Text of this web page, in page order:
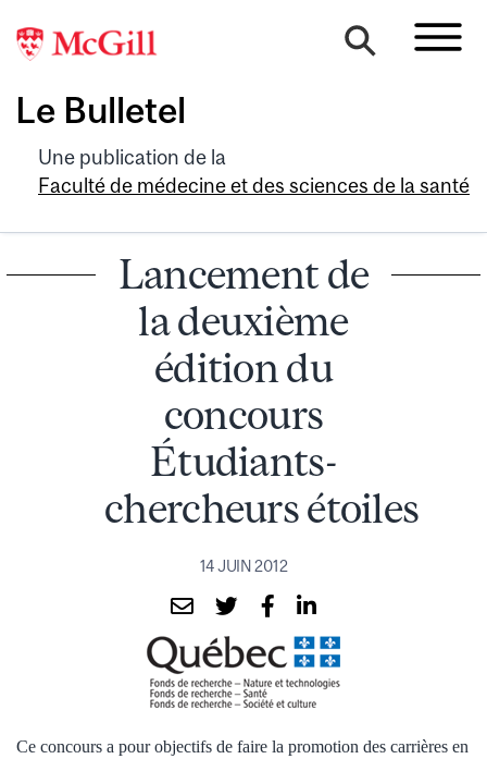
Le Bulletel
Une publication de la
Faculté de médecine et des sciences de la santé
Lancement de
la deuxième
édition du
concours
Étudiants-
chercheurs étoiles
14 JUIN 2012
Ce concours a pour objectifs de faire la promotion des carrières en